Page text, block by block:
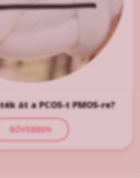
át a PCOS-t PMOS-re?
BŐVEBBEN